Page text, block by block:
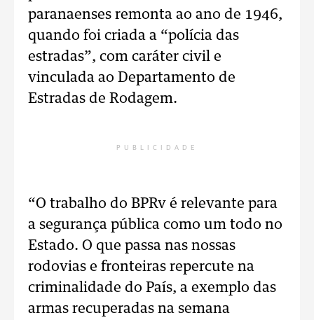
paranaenses remonta ao ano de 1946,
quando foi criada a “polícia das
estradas”, com caráter civil e
vinculada ao Departamento de
Estradas de Rodagem.
PUBLICIDADE
“O trabalho do BPRv é relevante para
a segurança pública como um todo no
Estado. O que passa nas nossas
rodovias e fronteiras repercute na
criminalidade do País, a exemplo das
armas recuperadas na semana